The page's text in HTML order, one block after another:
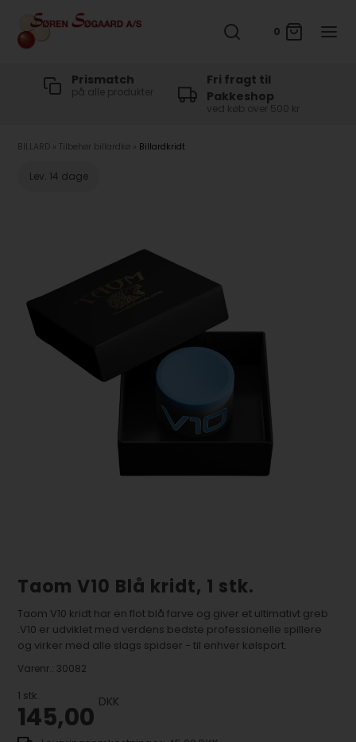
0
Prismatch
på alle produkter
Fri fragt til
Pakkeshop
ved køb over 500 kr
BILLARD Tilbehør billardkø Billardkridt
Lev. 14 dage
Taom V10 Blå kridt, 1 stk.
Taom V10 kridt har en flot blå farve og giver et ultimativt greb
.V10 er udviklet med verdens bedste professionelle spillere
og virker med alle slags spidser - til enhver kølsport.
Varenr.: 30082
1 stk.
145,00 DKK